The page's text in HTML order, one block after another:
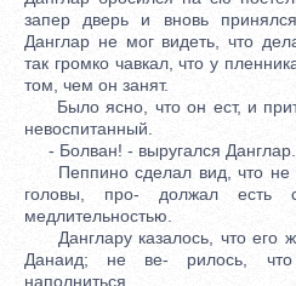
запер дверь и вновь
Данглар не мог видеть, что
так громко чавкал, что у
том, чем он занят.
Было ясно, что он ест, и
невоспитанный.
- Болван! - выругался Данглар.
Пеппино сделал вид, что не
головы, про- должал есть
медлительностью.
Данглару казалось, что его
Данаид; не ве- рилось, что
наполниться.